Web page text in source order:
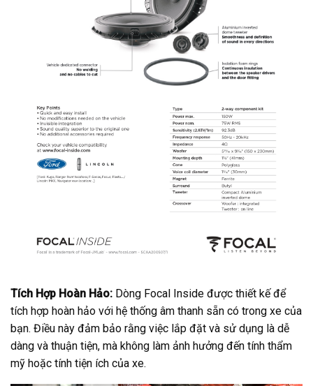
Tích Hợp Hoàn Hảo: Dòng Focal Inside được thiết kế để
tích hợp hoàn hảo với hệ thống âm thanh sẵn có trong xe của
bạn. Điều này đảm bảo rằng việc lắp đặt và sử dụng là dễ
dàng và thuận tiện, mà không làm ảnh hưởng đến tính thẩm
mỹ hoặc tính tiện ích của xe.